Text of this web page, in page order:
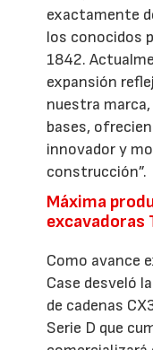
exactamente
los conocidos
1842.
expansión
nuestra
bases,
innovador y
construcción”.
Máxima
excavadoras
Como avance
Case desveló
de cadenas
Serie D que